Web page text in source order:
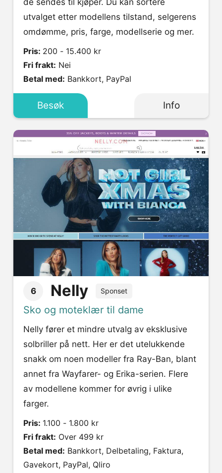
de sendes til kjøper. Du kan sortere
utvalget etter modellens tilstand, selgerens
omdømme, pris, farge, modellserie og mer.
Pris: 200 - 15.400 kr
Fri frakt: Nei
Betal med: Bankkort, PayPal
Besøk Info
6 Nelly Sponset
Sko og moteklær til dame
Nelly fører et mindre utvalg av eksklusive
solbriller på nett. Her er det utelukkende
snakk om noen modeller fra Ray-Ban, blant
annet fra Wayfarer- og Erika-serien. Flere
av modellene kommer for øvrig i ulike
farger.
Pris: 1.100 - 1.800 kr
Fri frakt: Over 499 kr
Betal med:
Gavekort, PayPal, Qliro